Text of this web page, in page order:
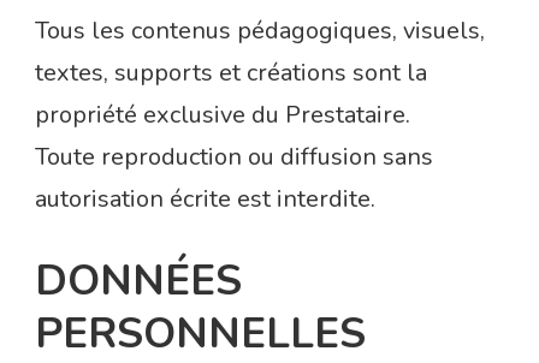
Tous les contenus pédagogiques, visuels,
textes, supports et créations sont la
propriété exclusive du Prestataire.
Toute reproduction ou diffusion sans
autorisation écrite est interdite.
DONNÉES
PERSONNELLES